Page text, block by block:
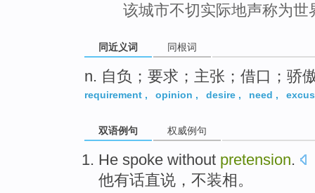
该城市不切实际地声称为世
同近义词 同根词
n. 自负；要求；主张；借口；骄
requirement , opinion , desire , need ,
双语例句 权威例句
He spoke without pretension.
他有话直说，不装相。